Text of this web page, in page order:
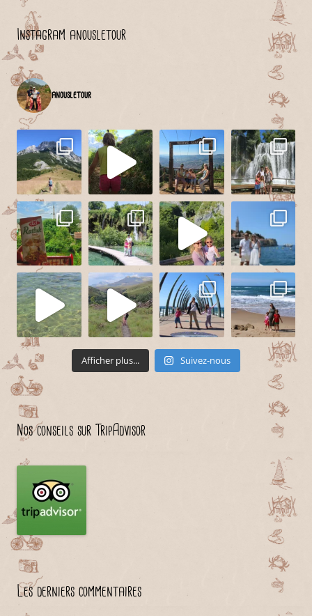
Instagram anousletour
anousletour
Afficher plus... Suivez-nous
Nos conseils sur TripAdvisor
Les derniers commentaires